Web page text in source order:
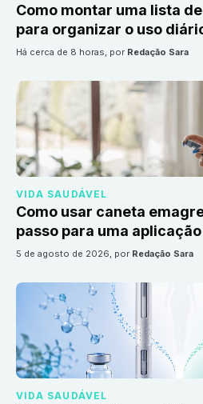
Como montar uma lista
para organizar o uso
há cerca de 8 horas, por Redação Sara
VIDA SAUDÁVEL
Como usar caneta
passo para uma
5 de agosto de 2026, por Redação Sara
VIDA SAUDÁVEL